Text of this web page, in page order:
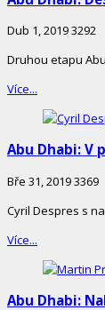
Dub 1, 20193292
Druhou etapu
Více...
Abu Dhabi: V
Bře 31, 20193369
Cyril Despres s
Více...
Abu Dhabi: